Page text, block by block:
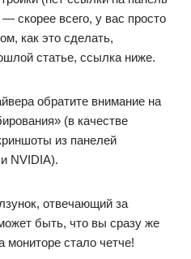
скорее всего, у вас просто
как это сделать,
статье, ссылка ниже.
обратите внимание на
(в качестве
из панелей
NVIDIA).
отвечающий за
быть, что вы сразу же
мониторе стало четче!